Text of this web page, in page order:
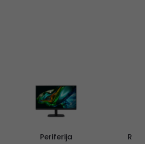
Periferija